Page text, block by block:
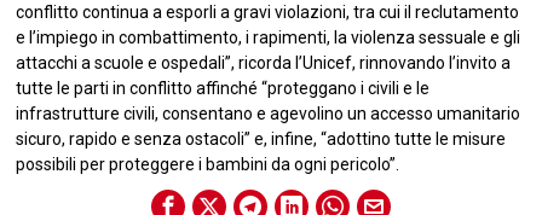
conflitto continua a esporli a gravi violazioni, tra cui il reclutamento
e l’impiego in combattimento, i rapimenti, la violenza sessuale e gli
attacchi a scuole e ospedali”, ricorda l’Unicef, rinnovando l’invito a
tutte le parti in conflitto affinché “proteggano i civili e le
infrastrutture civili, consentano e agevolino un accesso umanitario
sicuro, rapido e senza ostacoli” e, infine, “adottino tutte le misure
possibili per proteggere i bambini da ogni pericolo”.